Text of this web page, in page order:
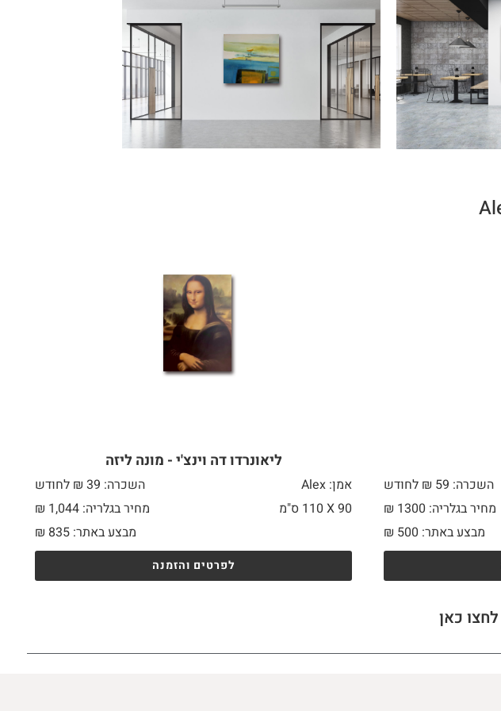
השכרה: 59 ₪ לחודש
מחיר בגלריה: 1300 ₪
מבצע באתר:
₪ 500
ליאונרדו דה וינצ'י - מונה ליזה
אמן: Alex
השכרה: 39 ₪ לחודש
90 X
מחיר בגלריה: 1,044 ₪
מבצע באתר:
₪ 835
לפרטים והזמנה